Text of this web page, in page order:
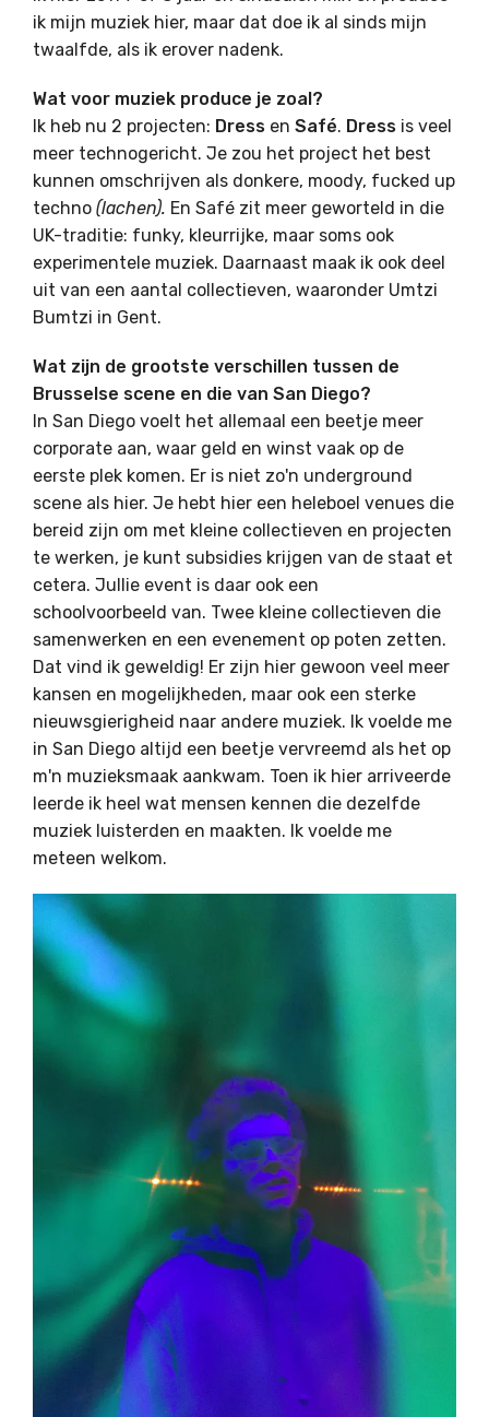
ik mijn muziek hier, maar dat doe ik al sinds mijn
twaalfde, als ik erover nadenk.
Wat voor muziek produce je zoal?
Ik heb nu 2 projecten: Dress en Safé. Dress is veel
meer technogericht. Je zou het project het best
kunnen omschrijven als donkere, moody, fucked up
techno (lachen). En Safé zit meer geworteld in die
UK-traditie: funky, kleurrijke, maar soms ook
experimentele muziek. Daarnaast maak ik ook deel
uit van een aantal collectieven, waaronder Umtzi
Bumtzi in Gent.
Wat zijn de grootste verschillen tussen de
Brusselse scene en die van San Diego?
In San Diego voelt het allemaal een beetje meer
corporate aan, waar geld en winst vaak op de
eerste plek komen. Er is niet zo'n underground
scene als hier. Je hebt hier een heleboel venues die
bereid zijn om met kleine collectieven en projecten
te werken, je kunt subsidies krijgen van de staat et
cetera. Jullie event is daar ook een
schoolvoorbeeld van. Twee kleine collectieven die
samenwerken en een evenement op poten zetten.
Dat vind ik geweldig! Er zijn hier gewoon veel meer
kansen en mogelijkheden, maar ook een sterke
nieuwsgierigheid naar andere muziek. Ik voelde me
in San Diego altijd een beetje vervreemd als het op
m'n muzieksmaak aankwam. Toen ik hier arriveerde
leerde ik heel wat mensen kennen die dezelfde
muziek luisterden en maakten. Ik voelde me
meteen welkom.